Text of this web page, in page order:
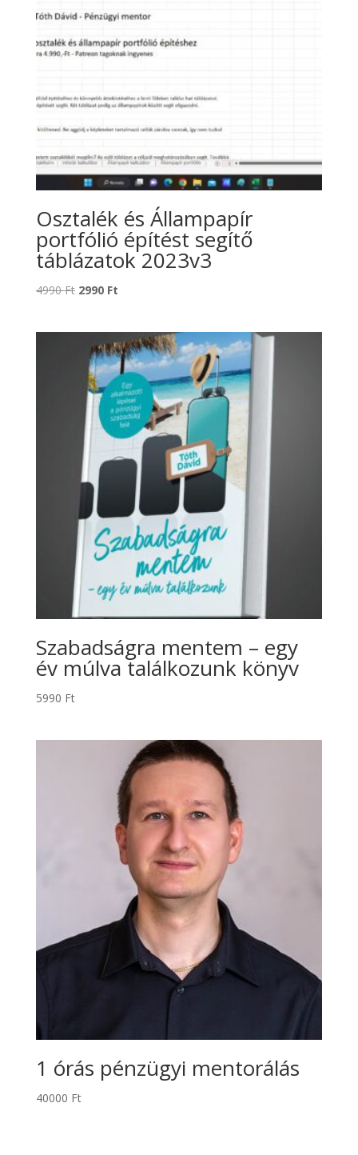
Osztalék és Állampapír
portfólió építést segítő
táblázatok 2023v3
4990Ft Original
4990 Ft.
2990 FtCurrent
2990 Ft.
Szabadságra mentem – egy
év múlva találkozunk könyv
5990 Ft
1 órás pénzügyi mentorálás
40000 Ft